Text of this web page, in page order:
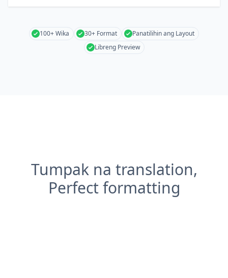
100+ Wika 30+ Format
Panatilihin ang Layout
Libreng Preview
Tumpak na translation,
Perfect formatting